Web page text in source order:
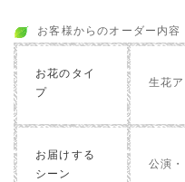
お客様からのオーダー内容
お花のタイ
プ
生花
お届けする
シーン
公演